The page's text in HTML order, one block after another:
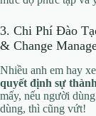
3. Chi Phí Đào
& Change
Nhiều anh em hay
quyết định sự
mấy, nếu người
dùng, thì cũng vứt!